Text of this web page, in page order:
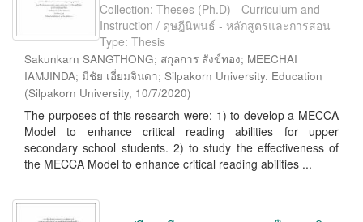
Collection: Theses (Ph.D) - Curriculum and
Instruction / ดุษฎีนิพนธ์ - หลักสูตรและการสอน
Type: Thesis
Sakunkarn SANGTHONG; สกุลการ สังข์ทอง; MEECHAI
IAMJINDA; มีชัย เอี่ยมจินดา; Silpakorn University. Education
(Silpakorn University, 10/7/2020)
The purposes of this research were: 1) to develop a MECCA
Model to enhance critical reading abilities for upper
secondary school students. 2) to study the effectiveness of
the MECCA Model to enhance critical reading abilities ...